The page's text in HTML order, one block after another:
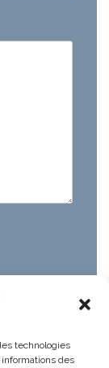
technologies
des